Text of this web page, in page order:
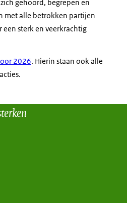
gehoord, begrepen en
met alle betrokken partijen
sterk en veerkrachtig
2026. Hierin staan ook alle